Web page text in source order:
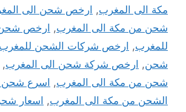
مكة الى المغرب, ارخص شحن الى
شحن من مكة الى المغرب, ارخص
للمغرب, ارخص شركات الشحن للمغرب
شحن, ارخص شركة شحن الى المغرب,
شحن من مكة الى المغرب, اسرع شحن
الشحن من مكة الى المغرب, اسعار